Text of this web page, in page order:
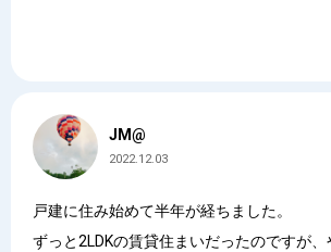
JM@
2022.12.03
戸建に住み始めて半年が経ちました。
ずっと2LDKの賃貸住まいだったのですが